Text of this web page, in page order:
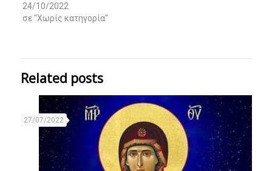
24/10/2022
σε "Χωρίς κατηγορία"
Related posts
27/07/2022